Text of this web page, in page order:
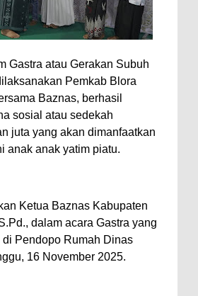
Gastra atau Gerakan Subuh
Pemkab Blora
Baznas, berhasil
sosial atau sedekah
juta yang akan dimanfaatkan
anak anak yatim piatu.
Ketua Baznas Kabupaten
dalam acara Gastra yang
Pendopo Rumah Dinas
16 November 2025.